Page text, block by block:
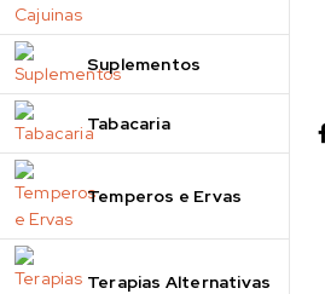
Suplementos
Tabacaria
Temperos e Ervas
Terapias Alternativas